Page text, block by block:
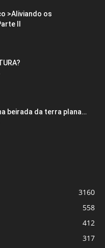
>Aliviando os
II
beirada da terra plana…
3160
558
412
317